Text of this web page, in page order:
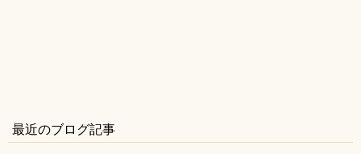
最近のブログ記事